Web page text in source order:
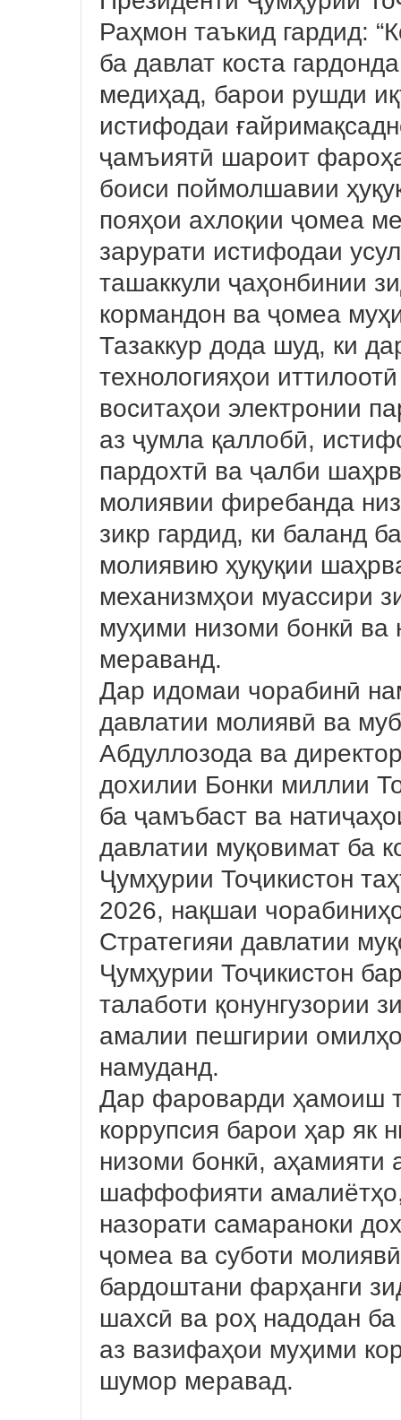
Раҳмон таъкид гардид:
ба давлат коста
медиҳад, барои рушди
истифодаи
ҷамъиятӣ шароит
боиси поймолшавии
пояҳои ахлоқии ҷомеа
зарурати истифодаи
ташаккули ҷаҳонбинии
кормандон ва ҷомеа
Тазаккур дода шуд, ки
технологияҳои
воситаҳои электронии
аз ҷумла қаллобӣ,
пардохтӣ ва ҷалби
молиявии фиребанда
зикр гардид, ки баланд
молиявию ҳуқуқии
механизмҳои муассири
муҳими низоми бонкӣ ва
мераванд.
Дар идомаи чорабинӣ
давлатии молиявӣ ва
Абдуллозода ва
дохилии Бонки миллии
ба ҷамъбаст ва
давлатии муқовимат ба
Ҷумҳурии Тоҷикистон
2026, нақшаи
Стратегияи давлатии
Ҷумҳурии Тоҷикистон
талаботи қонунгузории
амалии пешгирии
намуданд.
Дар фароварди ҳамоиш
коррупсия барои ҳар як
низоми бонкӣ, аҳамияти
шаффофияти амалиётҳо,
назорати самараноки
ҷомеа ва суботи
бардоштани фарҳанги
шахсӣ ва роҳ надодан
аз вазифаҳои муҳими
шумор меравад.